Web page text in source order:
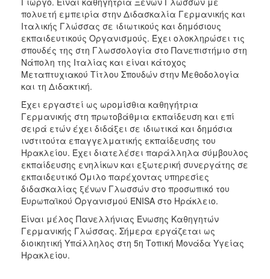
πολυετή εμπειρία στην Διδασκαλία Γερμανικής και
Ιταλικής Γλώσσας σε ιδιωτικούς και δημόσιους
εκπαιδευτικούς Οργανισμούς. Έχει ολοκληρώσει τις
σπουδές της στη Γλωσσολογία στο Πανεπιστήμιο στη
Νάπολη της Ιταλίας και είναι κάτοχος
Μεταπτυχιακού Τίτλου Σπουδών στην Μεθοδολογία
και τη Διδακτική.
Έχει εργαστεί ως ωρομίσθια καθηγήτρια
Γερμανικής στη πρωτοβάθμια εκπαίδευση και επί
σειρά ετών έχει διδάξει σε ιδιωτικά και δημόσια
ινστιτούτα επαγγελματικής εκπαίδευσης του
Ηρακλείου. Έχει διατελέσει παράλληλα σύμβουλος
εκπαίδευσης ενηλίκων και εξωτερική συνεργάτης σε
εκπαιδευτικό Όμιλο παρέχοντας υπηρεσίες
διδασκαλίας ξένων Γλωσσών στο προσωπικό του
Ευρωπαϊκού Οργανισμού ENISA στο Ηράκλειο.
Είναι μέλος Πανελλήνιας Ένωσης Καθηγητών
Γερμανικής Γλώσσας. Σήμερα εργάζεται ως
διοικητική Υπάλληλος στη 5η Τοπική Μονάδα Υγείας
Ηρακλείου.